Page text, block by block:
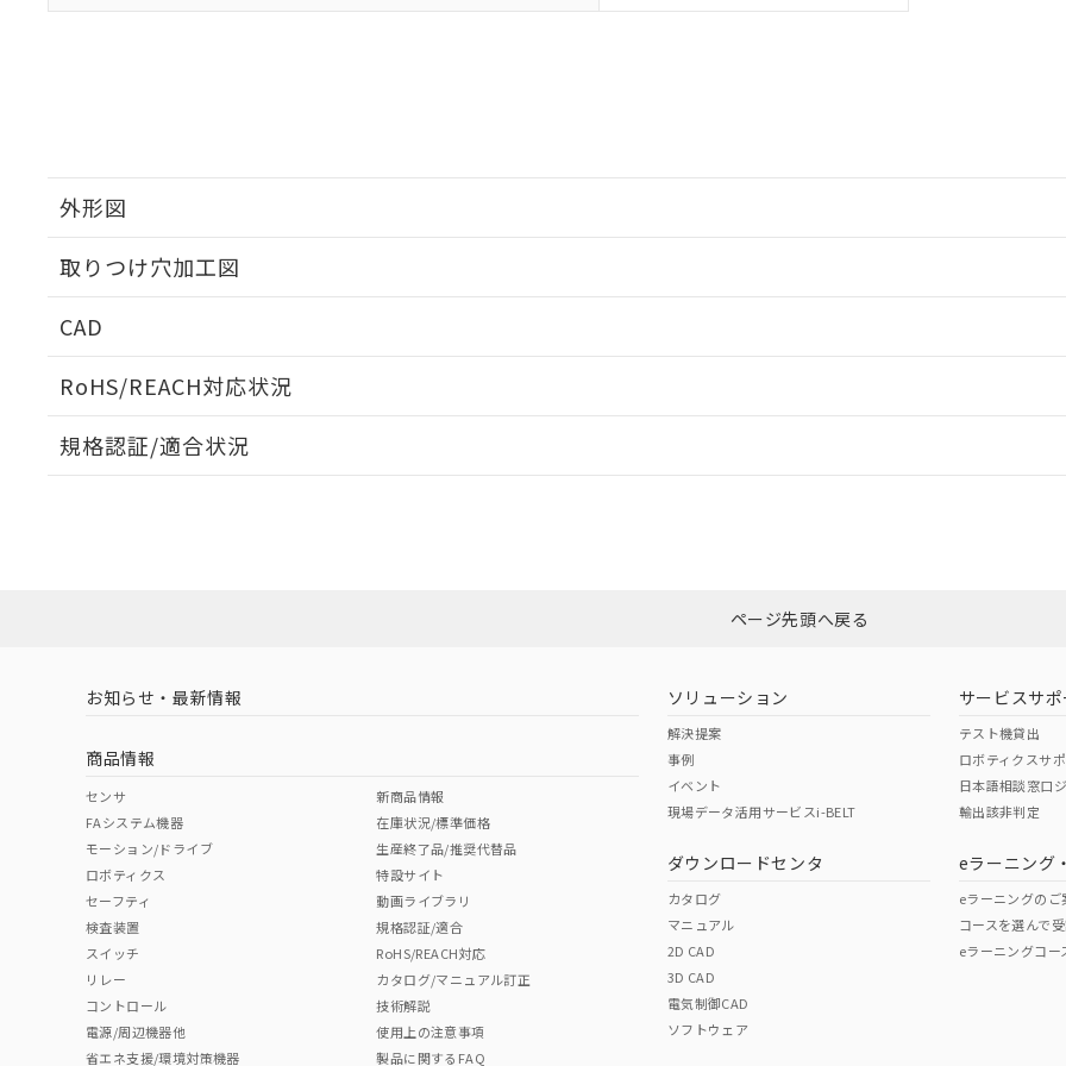
外形図
取りつけ穴加工図
CAD
RoHS/REACH対応状況
EU RoHS 注意事項・凡例
ダウンロードはこちら
中国 RoHS 注意事項・凡例
中国 RoHS表
Pb Hg Cr(VI)
"対応済み"や非含有の記載がされた商品であっても、流通在庫等で未対応品が混在する可能性があります。
非含有品が必要な際は、弊社営業部門もしくは販売店へお問い合わせください。
規格認証/適合状況
ページ先頭へ戻る
お知らせ・最新情報
商品情報
センサ
FAシステム機器
モーション/ドライブ
ロボティクス
セーフティ
検査装置
スイッチ
リレー
コントロール
電源/周辺機器他
省エネ支援/環境対策機器
新商品情報
在庫状況/標準価格
生産終了品/推奨代替品
特設サイト
動画ライブラリ
規格認証/適合
RoHS/REACH対応
カタログ/マニュアル訂正
技術解説
使用上の注意事項
製品に関するFAQ
ソリューション
解決提案
事例
イベント
現場データ活用サービスi-BELT
ダウンロードセンタ
カタログ
マニュアル
2D CAD
3D CAD
電気制御CAD
ソフトウェア
サービスサポ
テスト機貸出
ロボティクスサ
日本語相談窓口
輸出該非判定
eラーニング
eラーニングのご
コースを選んで
eラーニングコー